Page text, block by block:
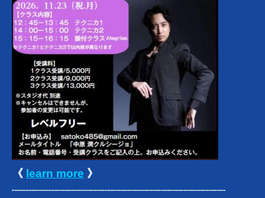
《 learn more 》
┈┈┈┈┈┈┈┈┈┈┈┈┈┈┈┈┈┈┈